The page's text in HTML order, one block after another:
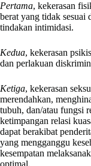
Pertama, kekerasan
berat yang tidak sesuai
tindakan intimidasi.
Kedua, kekerasan
dan perlakuan
Ketiga, kekerasan
merendahkan,
tubuh, dan/atau fungsi
ketimpangan relasi
dapat berakibat
yang mengganggu
kesempatan